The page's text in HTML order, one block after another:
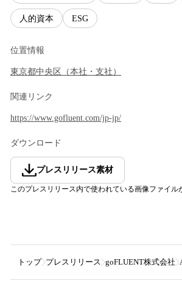
人的資本 ESG
位置情報
東京都中央区 （本社・支社 ）
関連リンク
https://www.gofluent.com/jp-jp/
ダウンロード
プレスリリース素材
このプレスリリース内で使われている画像ファイル
トップ プレスリリース goFLUENT株式会社